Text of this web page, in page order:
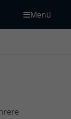
Menü